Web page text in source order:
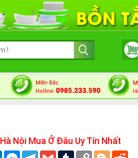
Nội Mua Ở Đâu Uy Tín Nhất